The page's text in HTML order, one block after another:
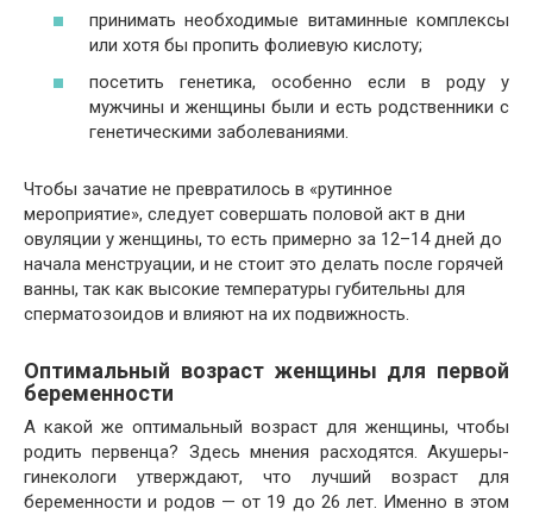
принимать необходимые витаминные комплексы
или хотя бы пропить фолиевую кислоту;
посетить генетика, особенно если в роду у
мужчины и женщины были и есть родственники с
генетическими заболеваниями.
Чтобы зачатие не превратилось в «рутинное
мероприятие», следует совершать половой акт в дни
овуляции у женщины, то есть примерно за 12–14 дней до
начала менструации, и не стоит это делать после горячей
ванны, так как высокие температуры губительны для
сперматозоидов и влияют на их подвижность.
Оптимальный возраст женщины для первой
беременности
А какой же оптимальный возраст для женщины, чтобы
родить первенца? Здесь мнения расходятся. Акушеры-
гинекологи утверждают, что лучший возраст для
беременности и родов — от 19 до 26 лет. Именно в этом